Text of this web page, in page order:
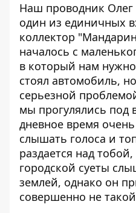
Наш проводник Олег
один из единичных
коллектор
началось с
в который нам
стоял автомобиль,
серьезной
мы прогулялись под
дневное время
слышать голоса и
раздается над
городской суеты
землей, однако он
совершенно не